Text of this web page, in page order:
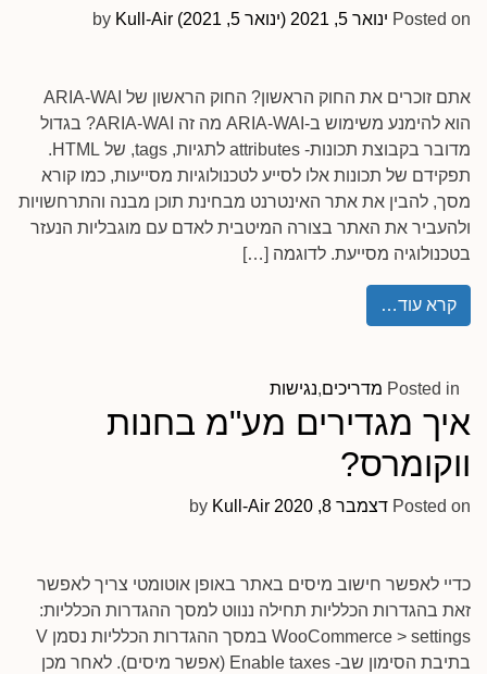
Posted on ינואר 5, 2021 (ינואר 5, 2021) by Kull-Air
אתם זוכרים את החוק הראשון? החוק הראשון של ARIA-WAI
הוא להימנע משימוש ב-ARIA-WAI מה זה ARIA-WAI? בגדול
מדובר בקבוצת תכונות- attributes לתגיות, tags, של HTML.
תפקידם של תכונות אלו לסייע לטכנולוגיות מסייעות, כמו קורא
מסך, להבין את אתר האינטרנט מבחינת תוכן מבנה והתרחשויות
ולהעביר את האתר בצורה המיטבית לאדם עם מוגבליות הנעזר
בטכנולוגיה מסייעת. לדוגמה […]
קרא עוד…
Posted in מדריכים,נגישות
איך מגדירים מע"מ בחנות
ווקומרס?
Posted on דצמבר 8, 2020 Kull-Air
כדיי לאפשר חישוב מיסים באתר באופן אוטומטי צריך לאפשר
זאת בהגדרות הכלליות תחילה ננווט למסך ההגדרות הכלליות:
WooCommerce > settings במסך ההגדרות הכלליות נסמן V
בתיבת הסימון שב- Enable taxes (אפשר מיסים). לאחר מכן